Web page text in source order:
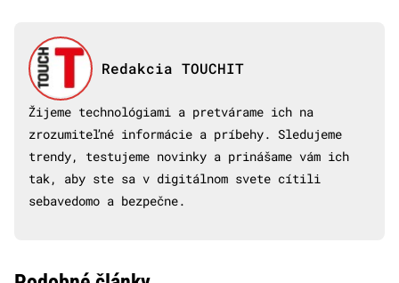
Redakcia TOUCHIT
Žijeme technológiami a pretvárame ich na
zrozumiteľné informácie a príbehy. Sledujeme
trendy, testujeme novinky a prinášame vám ich
tak, aby ste sa v digitálnom svete cítili
sebavedomo a bezpečne.